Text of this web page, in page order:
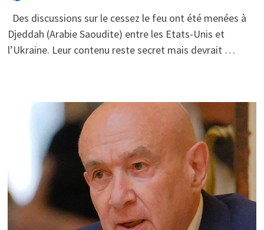
Des discussions sur le cessez le feu ont été menées à
Djeddah (Arabie Saoudite) entre les Etats-Unis et
l’Ukraine. Leur contenu reste secret mais devrait …